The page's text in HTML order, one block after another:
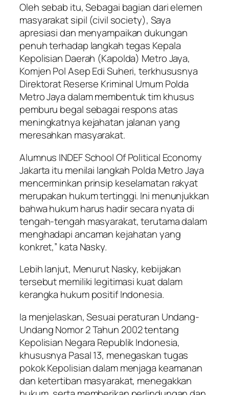
Oleh sebab itu, Sebagai bagian dari elemen
masyarakat sipil (civil society), Saya
apresiasi dan menyampaikan dukungan
penuh terhadap langkah tegas Kepala
Kepolisian Daerah (Kapolda) Metro Jaya,
Komjen Pol Asep Edi Suheri, terkhususnya
Direktorat Reserse Kriminal Umum Polda
Metro Jaya dalam membentuk tim khusus
pemburu begal sebagai respons atas
meningkatnya kejahatan jalanan yang
meresahkan masyarakat.
Alumnus INDEF School Of Political Economy
Jakarta itu menilai langkah Polda Metro Jaya
mencerminkan prinsip keselamatan rakyat
merupakan hukum tertinggi. Ini menunjukkan
bahwa hukum harus hadir secara nyata di
tengah-tengah masyarakat, terutama dalam
menghadapi ancaman kejahatan yang
konkret,” kata Nasky.
Lebih lanjut, Menurut Nasky, kebijakan
tersebut memiliki legitimasi kuat dalam
kerangka hukum positif Indonesia.
Ia menjelaskan, Sesuai peraturan Undang-
Undang Nomor 2 Tahun 2002 tentang
Kepolisian Negara Republik Indonesia,
khususnya Pasal 13, menegaskan tugas
pokok Kepolisian dalam menjaga keamanan
dan ketertiban masyarakat, menegakkan